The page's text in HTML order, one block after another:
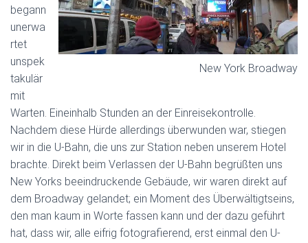
New York Broadway
begann
unerwa
rtet
unspek
takulär
mit
Warten. Eineinhalb Stunden an der Einreisekontrolle.
Nachdem diese Hürde allerdings überwunden war, stiegen
wir in die U-Bahn, die uns zur Station neben unserem Hotel
brachte. Direkt beim Verlassen der U-Bahn begrüßten uns
New Yorks beeindruckende Gebäude, wir waren direkt auf
dem Broadway gelandet; ein Moment des Überwältigtseins,
den man kaum in Worte fassen kann und der dazu geführt
hat, dass wir, alle eifrig fotografierend, erst einmal den U-